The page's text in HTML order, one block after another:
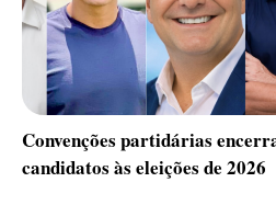
Convenções partidárias
candidatos às eleições de 2026